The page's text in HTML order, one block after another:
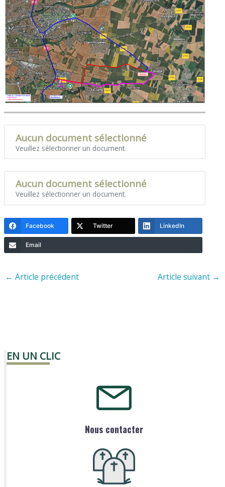
Aucun document sélectionné
Veuillez sélectionner un document.
Aucun document sélectionné
Veuillez sélectionner un document.
Facebook Twitter LinkedIn
Email
← Article précédent Article suivant →
EN UN CLIC
Nous contacter